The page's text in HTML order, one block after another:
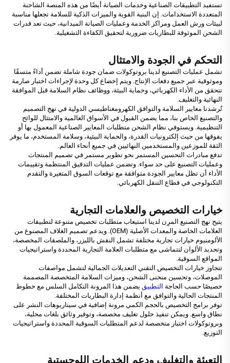
تستفيد التطبيقات الصناعية وخدمات الصيانة أيضًا من هذه المنصة الشاحنة
المتعددة الاستخدامات. إن البنية القوية والميزات الذكية للسلامة تجعلها مناسبة
لبيئات ورش العمل ومراكز الخدمة وعمليات الصيانة الميدانية، حيث تعد قدرات
الشحن الموثوقة للبطاريات ضرورية لتحقيق الكفاءة التشغيلية.
التحكم في الجودة والامتثال
تشمل عمليات التصنيع لدينا بروتوكولات ضمان جودة شاملة تضمن أداءً متسقًا
وموثوقية عبر جميع دفعات الإنتاج. ويتم إخضاع كل وحدة لإجراءات اختبار صارمة
تتحقق من الأداء الكهربائي، وحماية البيئة، ووظائف نظام السلامة قبل الموافقة
النهائية والتغليف.
تُرشدنا معايير السلامة والتوافق الكهرومغناطيسي الدولية في نهج التصميم
والتصنيع الخاص بنا، مما يضمن القبول في الأسواق العالمية والامتثال للوائح
التنظيمية. ويستوفي نظام الشحن متطلبات المعايير الصناعية المعمول بها أو
يفوقها من حيث إلكترونيات القدرة، والحماية البيئية، وسلامة المستخدم، ما يوفر
الثقة للموزعين والمستخدمين النهائيين في جميع أنحاء العالم.
تدفع مبادرات التحسين المستمر نحو تطوير مستمر في تصميم المنتجات
وعمليات التصنيع على حد سواء. وتضمن عمليات التدقيق المنتظمة وتقييمات
الأداء أن تظل معايير الجودة متوافقة مع توقعات السوق المتغيرة والتقدم
التكنولوجي في قطاع التنقل الكهربائي.
خيارات التخصيص والعلامات التجارية
يتيح نهج التصنيع المرِن لدينا استيعاب متطلبات تخصيص متنوعة لتطبيقات
العلامات الخاصة والمعدات الأصلية (OEM). ويدعم تصميم الغلاف المصنوع من
الألومنيوم خيارات تجارية مختلفة تشمل النقش بالليزر، والملصقات المخصصة،
وتحديد الألوان لتتماشى مع متطلبات العلامة التجارية المحددة واستراتيجيات
المواقع السوقية.
تتجاوز خيارات التخصيص التقني التعديلات الجمالية لتشمل مواصفات
الموصلات، وتحسين منحنى الشحن، وميزات السلامة المتخصصة المصممة
خصيصًا حسب الحاجة التطبيق يضمن هذا المرونة التكامل السلس مع خطوط
المنتجات الحالية والتوافق مع أنظمة إدارة البطاريات المختلفة.
توفر برامج التخصيص بالحجم الكمي مرونة إضافية في سيناريوهات النشر على
نطاق واسع. ويمكن تنفيذ حلول تغليف مخصصة، وتوفير وثائق بلغات محلية،
وبروتوكولات اختبار متخصصة لدعم المتطلبات السوقية المحددة واستراتيجيات
التوزيع.
التعبئة والتغليف ودعم الخدمات اللوجستية